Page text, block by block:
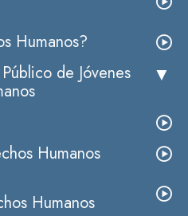
Humanos?
de Jóvenes
Humanos
Humanos